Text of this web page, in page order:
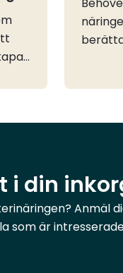
flera
kapital
Försök
en
i din
Anmäl
som är